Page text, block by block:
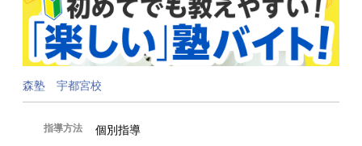
森塾 宇都宮校
指導方法 個別指導